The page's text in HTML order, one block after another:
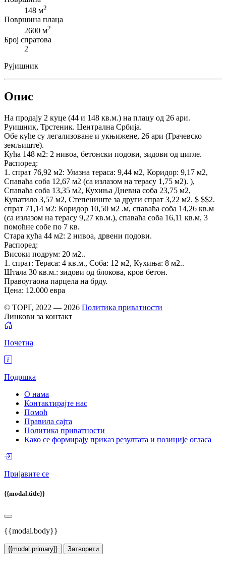
148 м2
Површина плаца
2600 м2
Број спратова
2
Рујишник
Опис
На продају 2 куце (44 и 148 кв.м.) на плацу од 26 ари.
Руишник, Трстеник. Централна Србија.
Обе куће су легализоване и укњижене, 26 ари (Грачевско
земљиште).
Кућа 148 м2: 2 нивоа, бетонски подови, зидови од цигле.
Распоред:
1. спрат 76,92 м2: Улазна тераса: 9,44 м2, Коридор: 9,17 м2,
Спаваћа соба 12,67 м2 (са излазом на терасу 1,75 м2). ),
Спаваћа соба 13,35 м2, Кухиња Дневна соба 23,75 м2,
Купатило 3,57 м2, Степениште за други спрат 3,22 м2. $ $$2.
спрат 71,14 м2: Коридор 10,50 м2 .м, спаваћа соба 14,26 кв.м
(са излазом на терасу 9,27 кв.м.), спаваћа соба 16,11 кв.м, 3
помоћне собе по 7 кв.
Стара кућа 44 м2: 2 нивоа, дрвени подови.
Распоред:
Високи подрум: 20 м2..
1. спрат: Тераса: 4 кв.м., Соба: 12 м2, Кухиња: 8 м2..
Штала 30 кв.м.: зидови од блокова, кров бетон.
Правоугаона парцела на брду.
Цена: 12.000 евра
© ТОРГ, 2022 — 2026 Политика приватности
Линкови за контакт
Почетна
Подршка
О нама
Контактирајте нас
Помоћ
Правила сајта
Политика приватности
Како се формирају приказ резултата и позиције огласа
Пријавите се
{{modal.title}}
{{modal.body}}
{{modal.primary}} Затворити